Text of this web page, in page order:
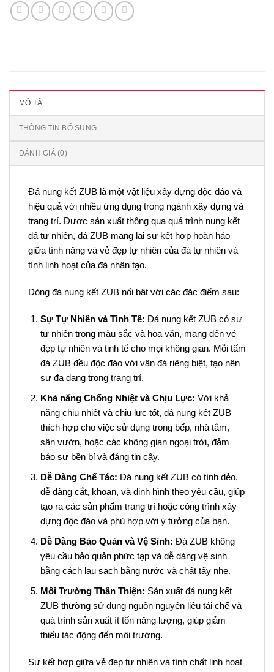
MÔ TẢ
THÔNG TIN BỔ SUNG
ĐÁNH GIÁ (0)
Đá nung kết ZUB là một vật liệu xây dựng độc đáo và
hiệu quả với nhiều ứng dụng trong ngành xây dựng và
trang trí. Được sản xuất thông qua quá trình nung kết
đá tự nhiên, đá ZUB mang lại sự kết hợp hoàn hảo
giữa tính năng và vẻ đẹp tự nhiên của đá tự nhiên và
tính linh hoạt của đá nhân tạo.
Dòng đá nung kết ZUB nổi bật với các đặc điểm sau:
Sự Tự Nhiên và Tinh Tế: Đá nung kết ZUB có sự
tự nhiên trong màu sắc và hoa văn, mang đến vẻ
đẹp tự nhiên và tinh tế cho mọi không gian. Mỗi tấm
đá ZUB đều độc đáo với vân đá riêng biệt, tạo nên
sự đa dạng trong trang trí.
Khả năng Chống Nhiệt và Chịu Lực: Với khả
năng chịu nhiệt và chịu lực tốt, đá nung kết ZUB
thích hợp cho việc sử dụng trong bếp, nhà tắm,
sân vườn, hoặc các không gian ngoại trời, đảm
bảo sự bền bỉ và đáng tin cậy.
Dễ Dàng Chế Tác: Đá nung kết ZUB có tính dẻo,
dễ dàng cắt, khoan, và định hình theo yêu cầu, giúp
tạo ra các sản phẩm trang trí hoặc công trình xây
dựng độc đáo và phù hợp với ý tưởng của bạn.
Dễ Dàng Bảo Quản và Vệ Sinh: Đá ZUB không
yêu cầu bảo quản phức tạp và dễ dàng vệ sinh
bằng cách lau sạch bằng nước và chất tẩy nhẹ.
Môi Trường Thân Thiện: Sản xuất đá nung kết
ZUB thường sử dụng nguồn nguyên liệu tái chế và
quá trình sản xuất ít tốn năng lượng, giúp giảm
thiểu tác động đến môi trường.
Sự kết hợp giữa vẻ đẹp tự nhiên và tính chất linh hoạt